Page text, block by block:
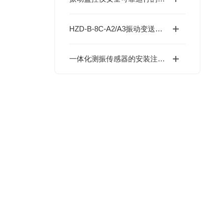
HZD-B-8C-A2/A3振动变送器是一种常见的工业测量仪器，用于测量物体的振动
一体化测振传感器的安装注意事项：确保可靠监测的关键